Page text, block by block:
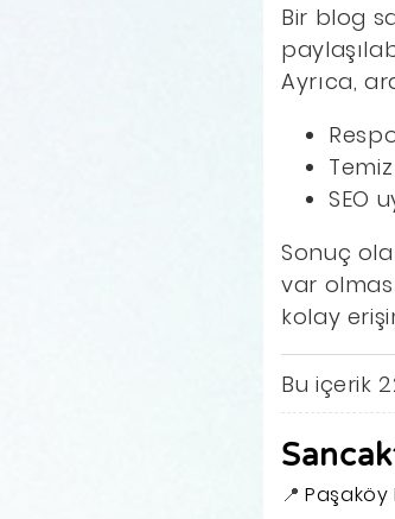
Bir blog
Ayrıca,
SEO
Sonuç
var
kolay
Bu içerik
Paşaköy